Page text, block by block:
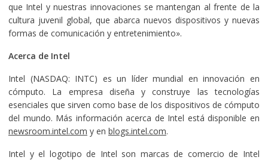
que Intel y nuestras innovaciones se mantengan al frente de la
cultura juvenil global, que abarca nuevos dispositivos y nuevas
formas de comunicación y entretenimiento».
Acerca de Intel
Intel (NASDAQ: INTC) es un líder mundial en innovación en
cómputo. La empresa diseña y construye las tecnologías
esenciales que sirven como base de los dispositivos de cómputo
del mundo. Más información acerca de Intel está disponible en
newsroom.intel.com y en blogs.intel.com.
Intel y el logotipo de Intel son marcas de comercio de Intel